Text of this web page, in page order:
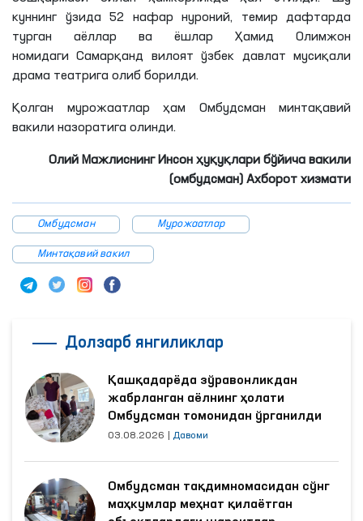
куннинг ўзида 52 нафар нуроний, темир дафтарда
турган аёллар ва ёшлар Ҳамид Олимжон
номидаги Самарқанд вилоят ўзбек давлат мусиқали
драма театрига олиб борилди.
Қолган мурожаатлар ҳам Омбудсман минтақавий
вакили назоратига олинди.
Олий Мажлиснинг Инсон ҳуқуқлари бўйича вакили
(омбудсман) Ахборот хизмати
Омбудсман Мурожаатлар
Минтақавий вакил
Долзарб янгиликлар
Қашқадарёда зўравонликдан
жабрланган аёлнинг ҳолати
Омбудсман томонидан ўрганилди
03.08.2026 Давоми
Омбудсман тақдимномасидан сўнг
маҳкумлар меҳнат қилаётган